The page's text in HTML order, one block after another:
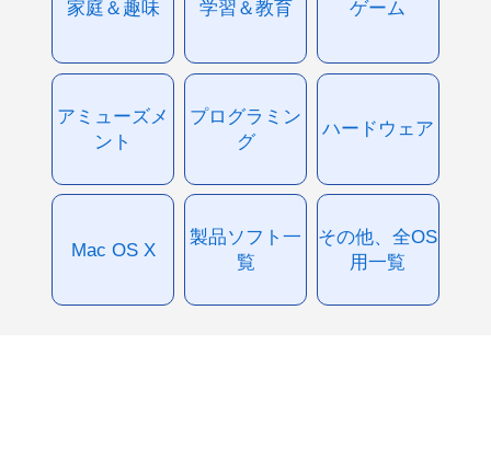
家庭＆趣味 学習＆教育 ゲーム
アミューズメ
ント
プログラミン
グ
ハードウェア
Mac OS X
製品ソフト一
覧
その他、全OS
用一覧